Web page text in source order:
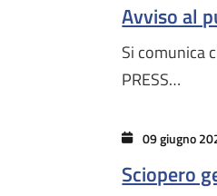
Avviso al
Si comunica
PRESS…
09 giugno
Sciopero